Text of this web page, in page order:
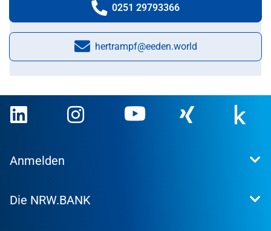
Telefonnummer:
0251 29793366
E-Mail:
hertrampf@eeden.world
Anmelden
Kundenportal
Die NRW.BANK